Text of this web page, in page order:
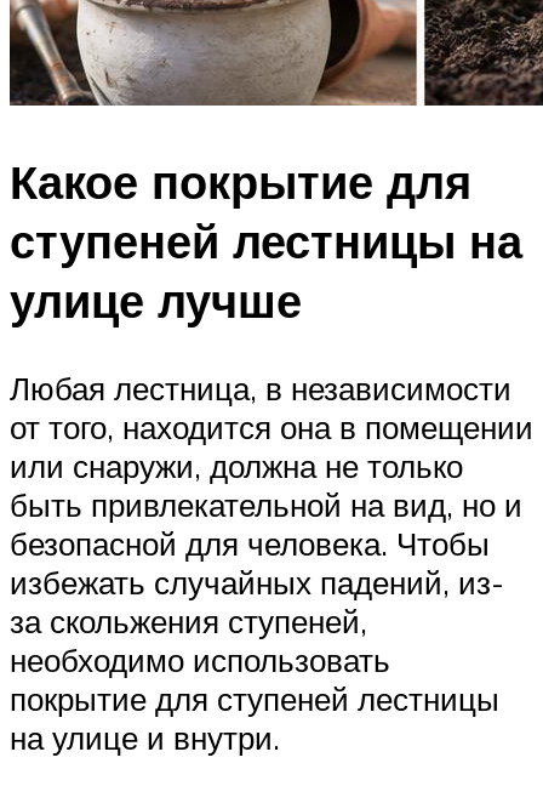
Какое покрытие для
ступеней лестницы на
улице лучше
Любая лестница, в независимости
от того, находится она в помещении
или снаружи, должна не только
быть привлекательной на вид, но и
безопасной для человека. Чтобы
избежать случайных падений, из-
за скольжения ступеней,
необходимо использовать
покрытие для ступеней лестницы
на улице и внутри.